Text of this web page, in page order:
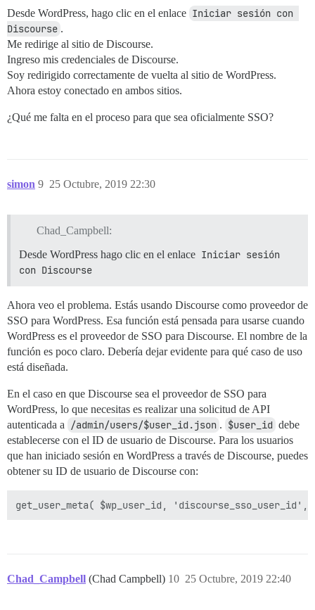
Desde WordPress, hago clic en el enlace Iniciar sesión con
Discourse .
Me redirige al sitio de Discourse.
Ingreso mis credenciales de Discourse.
Soy redirigido correctamente de vuelta al sitio de WordPress.
Ahora estoy conectado en ambos sitios.
¿Qué me falta en el proceso para que sea oficialmente SSO?
simon 25 Octubre, 2019 22:30
9
Chad_Campbell:
Desde WordPress hago clic en el enlace Iniciar sesión
con Discourse
Ahora veo el problema. Estás usando Discourse como proveedor de
SSO para WordPress. Esa función está pensada para usarse cuando
WordPress es el proveedor de SSO para Discourse. El nombre de la
función es poco claro. Debería dejar evidente para qué caso de uso
está diseñada.
En el caso en que Discourse sea el proveedor de SSO para
WordPress, lo que necesitas es realizar una solicitud de API
autenticada a
/admin/users/$user_id.json . $user_id debe
establecerse con el ID de usuario de Discourse. Para los usuarios
que han iniciado sesión en WordPress a través de Discourse, puedes
obtener su ID de usuario de Discourse con:
Chad_Campbell (Chad Campbell) 25 Octubre, 2019 22:40
10